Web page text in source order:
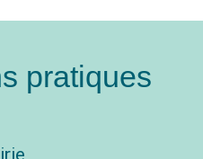
pratiques